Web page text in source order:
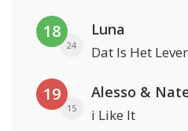
18
24
Luna
Dat Is Het
19
15
Alesso &
i Like It